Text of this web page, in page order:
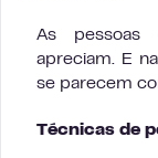
As pessoas
apreciam. E
se parecem
Técnicas de